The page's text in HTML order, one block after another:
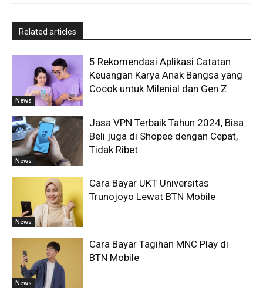
Related articles
News
5 Rekomendasi Aplikasi Catatan
Keuangan Karya Anak Bangsa yang
Cocok untuk Milenial dan Gen Z
News
Jasa VPN Terbaik Tahun 2024, Bisa
Beli juga di Shopee dengan Cepat,
Tidak Ribet
News
Cara Bayar UKT Universitas
Trunojoyo Lewat BTN Mobile
News
Cara Bayar Tagihan MNC Play di
BTN Mobile